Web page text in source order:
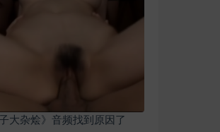
大杂烩》音频找到原因了